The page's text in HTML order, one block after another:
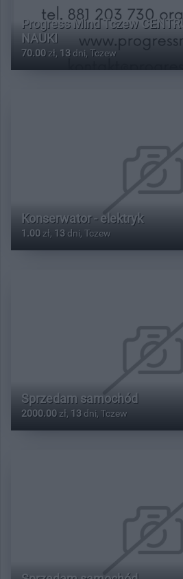
Progress Mind Tczew
NAUKI
70.00 zł, 13 dni, Tczew
Konserwator - elektryk
1.00 zł, 13 dni, Tczew
Sprzedam samochód
2000.00 zł, 13 dni, Tczew